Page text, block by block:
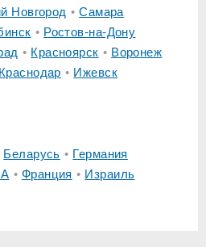
Новгород
Самара
Ростов-на-Дону
Красноярск
Воронеж
Краснодар
Ижевск
Беларусь
Германия
Франция
Израиль